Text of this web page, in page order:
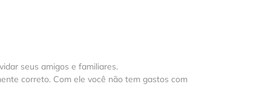
seus amigos e familiares.
correto. Com ele você não tem gastos com